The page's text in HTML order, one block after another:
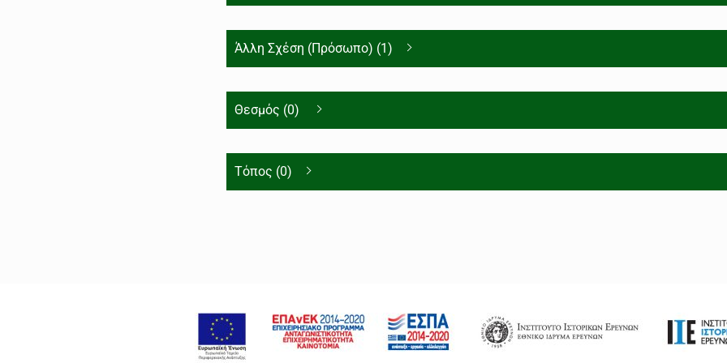
Άλλη Σχέση (Πρόσωπο) (1)
Θεσμός (0)
Τόπος (0)